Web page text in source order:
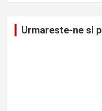
Urmareste-ne si